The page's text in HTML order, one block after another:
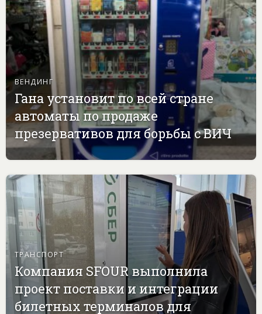
ВЕНДИНГ
Гана установит по всей стране
автоматы по продаже
презервативов для борьбы с ВИЧ
ТРАНСПОРТ
Компания SFOUR выполнила
проект поставки и интеграции
билетных терминалов для